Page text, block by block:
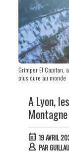
Grimper El Capitan,
plus dure au monde
A Lyon,
19 AVRIL
PAR